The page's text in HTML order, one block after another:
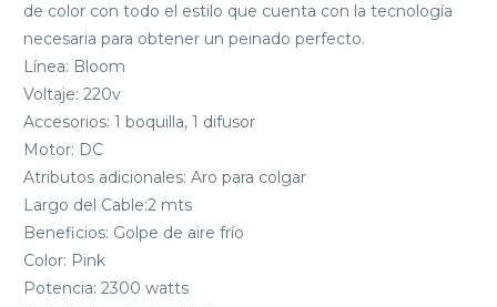
de color con todo el estilo que cuenta con la tecnología
necesaria para obtener un peinado perfecto.
Línea: Bloom
Voltaje: 220v
Accesorios: 1 boquilla, 1 difusor
Motor: DC
Atributos adicionales: Aro para colgar
Largo del Cable:2 mts
Beneficios: Golpe de aire frío
Color: Pink
Potencia: 2300 watts